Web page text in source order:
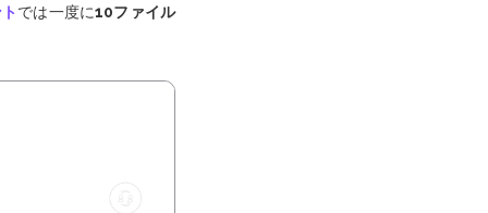
では一度に10ファイル